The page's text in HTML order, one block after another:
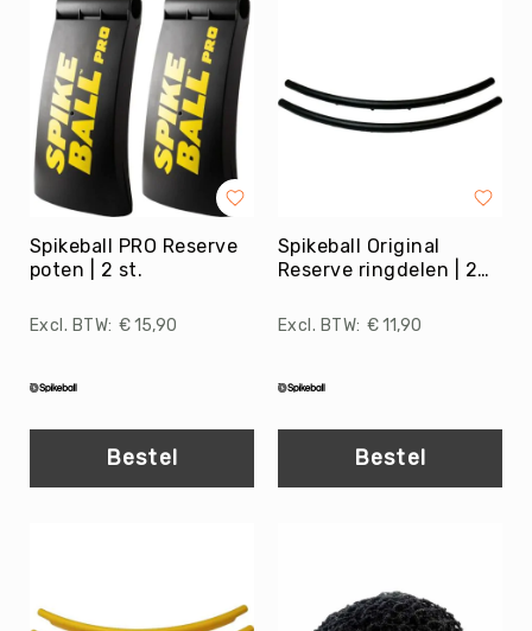
Slacklinen
Skate
Sporten
Speedbadminton
Spikeball
Squash
Steppen
Tafeltennis
Tchoukbal
Teambuilding
Tennis
Spikeball PRO Reserve
poten | 2 st.
€ 15,90
Bestel
Spikeball Original
Reserve ringdelen | 2
€ 11,90
Bestel